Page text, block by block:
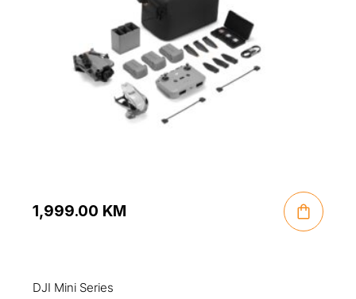
1,999.00 KM
DJI Mini Series